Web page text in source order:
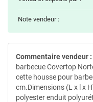
Note vendeur :
Commentaire vendeur :
barbecue Covertop
cette housse pour
cm.Dimensions (L x l x
polyester enduit